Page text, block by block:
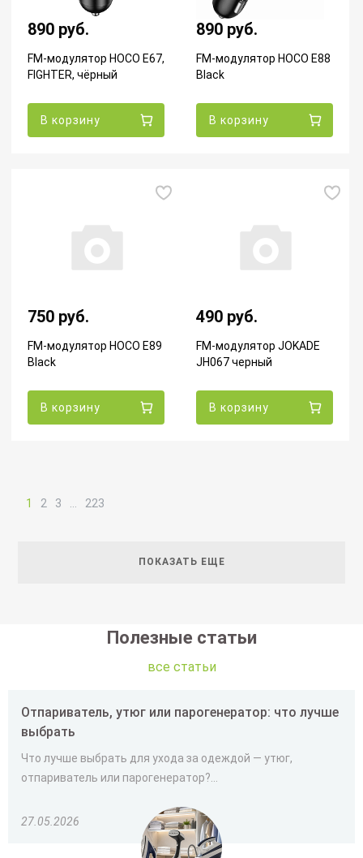
890 руб.
FM-модулятор HOCO E67,
FIGHTER, чёрный
В корзину
890 руб.
FM-модулятор HOCO E88
Black
В корзину
750 руб.
FM-модулятор HOCO E89
Black
В корзину
490 руб.
FM-модулятор JOKADE
JH067 черный
В корзину
1 2 3 223
ПОКАЗАТЬ ЕЩЕ
Полезные статьи
все статьи
Отпариватель, утюг или парогенератор: что лучше
выбрать
Что лучше выбрать для ухода за одеждой — утюг,
отпариватель или парогенератор?...
27.05.2026